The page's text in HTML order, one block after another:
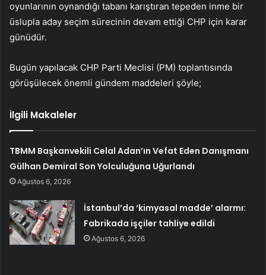
oyunlarının oynandığı tabanı karıştıran tepeden inme bir
üslupla aday seçim sürecinin devam ettiği CHP için karar
günüdür.
Bugün yapılacak CHP Parti Meclisi (PM) toplantısında
görüşülecek önemli gündem maddeleri şöyle;
İlgili Makaleler
TBMM Başkanvekili Celal Adan’ın Vefat Eden Danışmanı
Gülhan Demiral Son Yolculuğuna Uğurlandı
Ağustos 6, 2026
İstanbul’da ‘kimyasal madde’ alarmı:
Fabrikada işçiler tahliye edildi
Ağustos 6, 2026